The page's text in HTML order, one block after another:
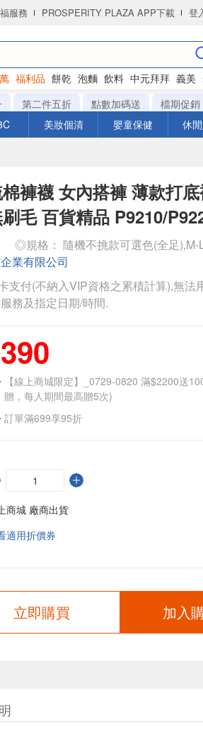
服務 PROSPERITY PLAZA APP下載 登
福利品 餅乾 泡麵 飲料 中元拜拜 義美
第二件五折 點數加碼送 檔期促銷
美妝個清 嬰童保健 休
褲襪 女內搭褲 薄款打
毛 百貨精品 P9210/
◎規格： 隨機不挑款可選色(全足),M-
業有限公司
支付(不納入VIP資格之累積計算),無法
務及指定日期/時間.
390
【線上商城限定】_0729-0820 滿$2200送
贈，每人期間最高贈5次)
訂單滿699享95折
商城 廠商出貨
適用折價券
立即購買 加入